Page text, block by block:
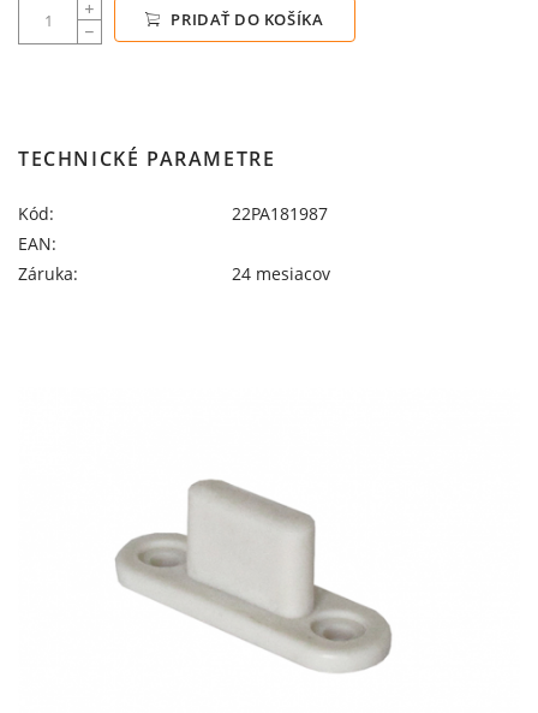
PRIDAŤ DO KOŠÍKA
TECHNICKÉ PARAMETRE
Kód:
22PA181987
EAN:
Záruka:
24 mesiacov